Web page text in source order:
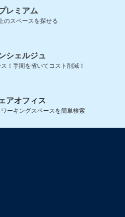
レミアム
のスペースを探せる
シェルジュ
！手間を省いてコスト削減！
アオフィス
ーキングスペースを簡単検索